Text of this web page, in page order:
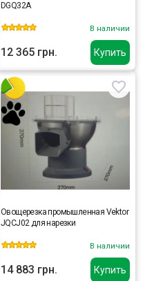
Купить
DGQ32A
В наличии
12 365 грн.
Купить
Овощерезка промышленная Vektor
JQCJ02 для нарезки
В наличии
14 883 грн.